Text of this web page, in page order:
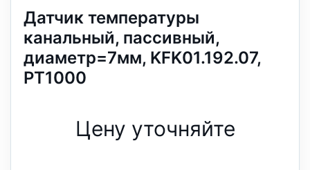
Датчик температуры
канальный, пассивный,
диаметр=7мм, KFK01.192.07,
PT1000
Цену уточняйте